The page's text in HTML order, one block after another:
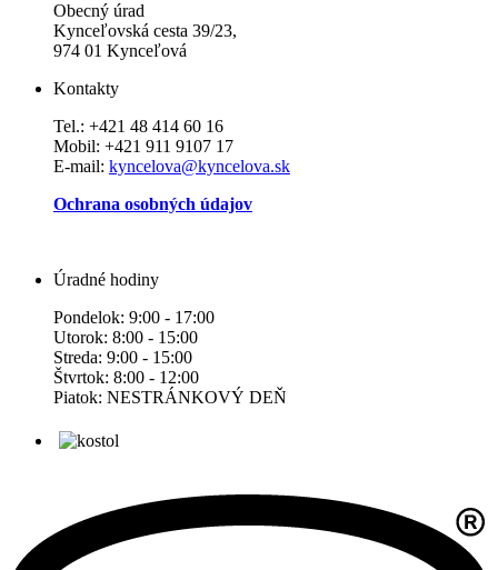
Obecný úrad
Kynceľovská cesta 39/23,
974 01 Kynceľová
Kontakty
Tel.: +421 48 414 60 16
Mobil: +421 911 9107 17
E-mail: kyncelova@kyncelova.sk
Ochrana osobných údajov
Úradné hodiny
Pondelok: 9:00 - 17:00
Utorok: 8:00 - 15:00
Streda: 9:00 - 15:00
Štvrtok: 8:00 - 12:00
Piatok: NESTRÁNKOVÝ DEŇ